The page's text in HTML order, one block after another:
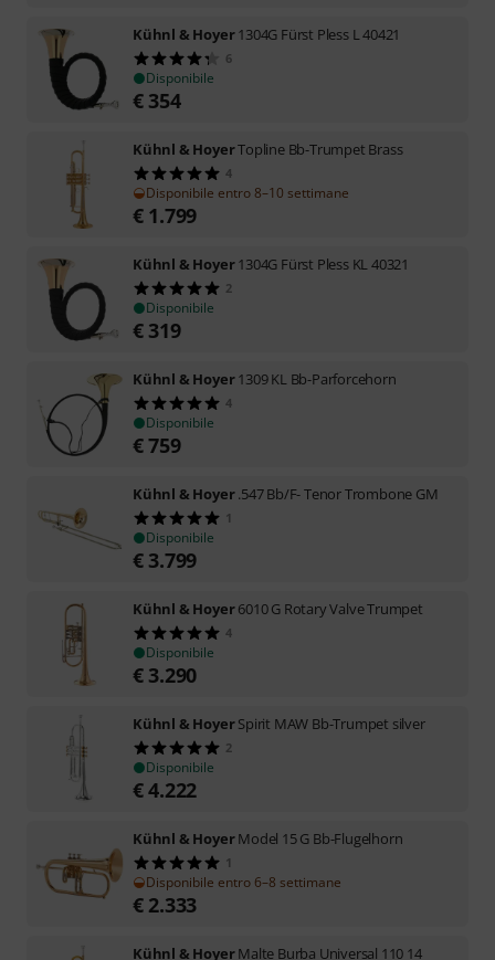
Kühnl & Hoyer1304G Fürst Pless L 40421
6
Disponibile
€ 354
Kühnl & HoyerTopline Bb-Trumpet Brass
4
Disponibile entro 8–10 settimane
€ 1.799
Kühnl & Hoyer1304G Fürst Pless KL 40321
2
Disponibile
€ 319
Kühnl & Hoyer1309 KL Bb-Parforcehorn
4
Disponibile
€759
Kühnl & Hoyer.547 Bb/F- Tenor Trombone GM
1
Disponibile
€ 3.799
Kühnl & Hoyer6010 G Rotary Valve Trumpet
4
Disponibile
€ 3.290
Kühnl & HoyerSpirit MAW Bb-Trumpet silver
2
Disponibile
€4.222
Kühnl & HoyerModel 15 G Bb-Flugelhorn
1
Disponibile entro 6–8 settimane
€ 2.333
Kühnl & HoyerMalte Burba Universal 110 14